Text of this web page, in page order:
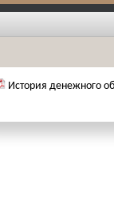
История денежного